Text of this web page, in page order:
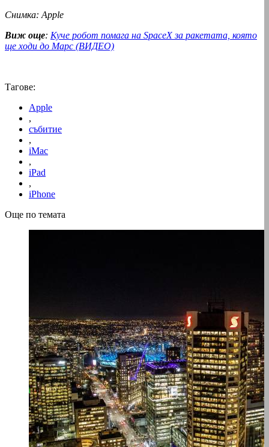
Снимка: Apple
Виж още: Куче робот помага на SpaceX за ракетата, която
ще ходи до Марс (ВИДЕО)
Тагове:
Apple
,
събитие
,
iMac
,
iPad
,
iPhone
Още по темата